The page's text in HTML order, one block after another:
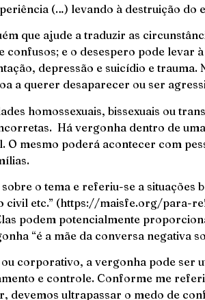
(…) levando à destruição do
que ajude a traduzir as
confusos; e o desespero pode levar
depressão e suicídio e trauma.
a querer desaparecer ou ser
homossexuais, bissexuais ou
Há vergonha dentro de
O mesmo poderá acontecer com
o tema e referiu-se a situações
civil etc.” (https://maisfe.org/para-
podem potencialmente
“é a mãe da conversa negativa
corporativo, a vergonha pode ser
e controle. Conforme me referi
devemos ultrapassar o medo de